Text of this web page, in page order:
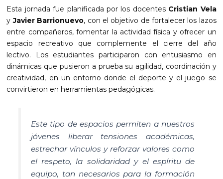
Esta jornada fue planificada por los docentes Cristian Vela
yJavier Barrionuevo, con el objetivo de fortalecer los lazos
entre compañeros, fomentar la actividad física y ofrecer un
espacio recreativo que complemente el cierre del año
lectivo. Los estudiantes participaron con entusiasmo en
dinámicas que pusieron a prueba su agilidad, coordinación y
creatividad, en un entorno donde el deporte y el juego se
convirtieron en herramientas pedagógicas.
Este tipo de espacios permiten a nuestros
jóvenes liberar tensiones académicas,
estrechar vínculos y reforzar valores como
el respeto, la solidaridad y el espíritu de
equipo, tan necesarios para la formación